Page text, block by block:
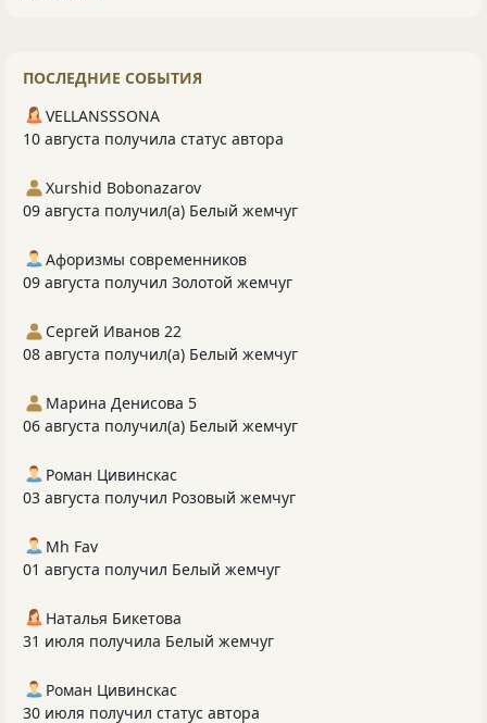
ПОСЛЕДНИЕ СОБЫТИЯ
VELLANSSSONA
10 августа получила статус автора
Xurshid Bobonazarov
09 августа получил(а) Белый жемчуг
Афоризмы современников
09 августа получил Золотой жемчуг
Сергей Иванов 22
08 августа получил(а) Белый жемчуг
Марина Денисова 5
06 августа получил(а) Белый жемчуг
Роман Цивинскас
03 августа получил Розовый жемчуг
Mh Fav
01 августа получил Белый жемчуг
Наталья Бикетова
31 июля получила Белый жемчуг
Роман Цивинскас
30 июля получил статус автора